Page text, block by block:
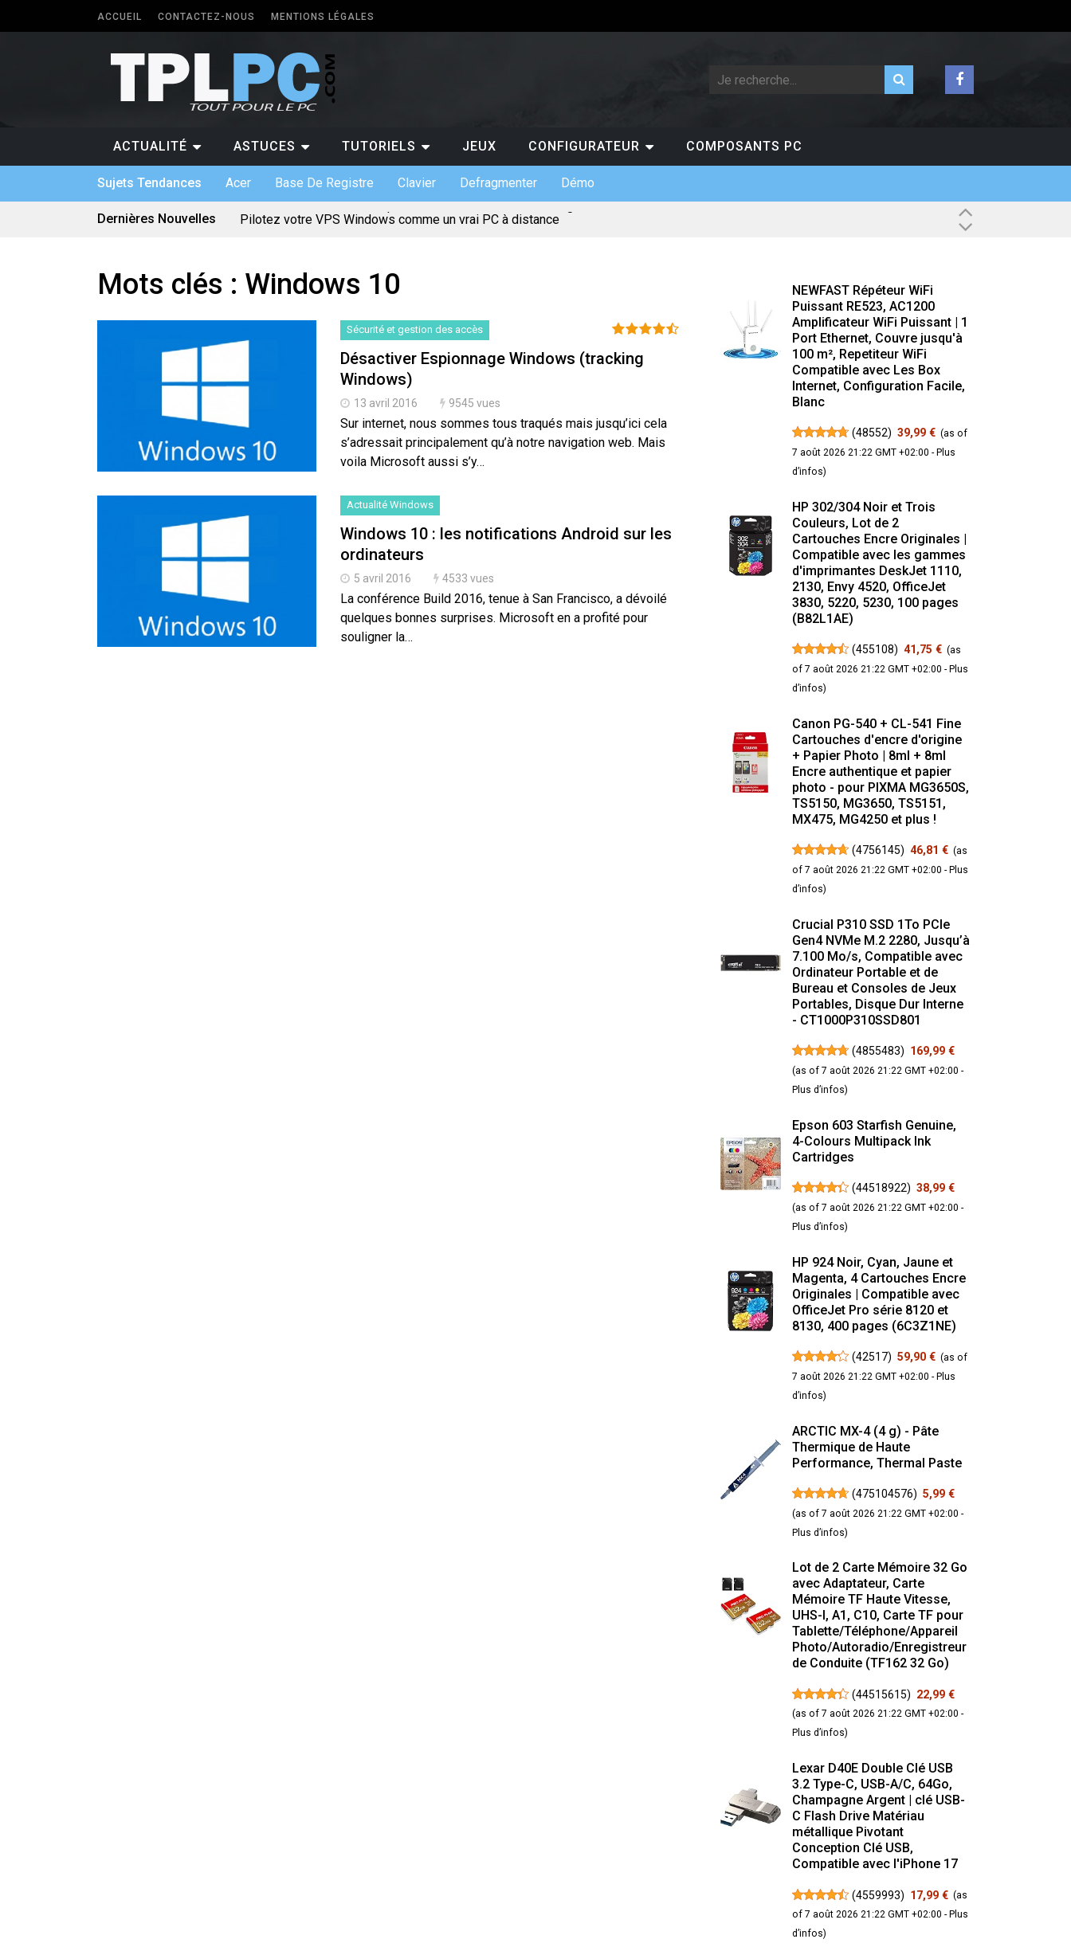
ACCUEIL CONTACTEZ-NOUS MENTIONS LÉGALES
ACTUALITÉ ASTUCES TUTORIELS JEUX CONFIGURATEUR COMPOSANTS PC
Sujets Tendances Acer Base De Registre Clavier Defragmenter Démo
Dernières Nouvelles
Pilotez votre VPS Windows comme un vrai PC à distance
Quel PC faut-il avoir pour jouer au casino en ligne ?
Quelle application permet de suivre les scores de NBA en temps réel ?
Quels sont les jeux incontournables à absolument découvrir sur un PC ?
Le divertissement numérique et l’évolution des loisirs en ligne
Mots clés : Windows 10
Sécurité et gestion des accès
Désactiver Espionnage Windows (tracking
Windows)
13 avril 2016 9545 vues
Sur internet, nous sommes tous traqués mais jusqu’ici cela
s’adressait principalement qu’à notre navigation web. Mais
voila Microsoft aussi s’y…
Actualité Windows
Windows 10 : les notifications Android sur les
ordinateurs
5 avril 2016 4533 vues
La conférence Build 2016, tenue à San Francisco, a dévoilé
quelques bonnes surprises. Microsoft en a profité pour
souligner la…
NEWFAST Répéteur WiFi
Puissant RE523, AC1200
Amplificateur WiFi Puissant | 1
Port Ethernet, Couvre jusqu'à
100 m², Repetiteur WiFi
Compatible avec Les Box
Internet, Configuration Facile,
Blanc
(48552) 39,99 € (as of
7 août 2026 21:22 GMT +02:00 -Plus
d’infos)
HP 302/304 Noir et Trois
Couleurs, Lot de 2
Cartouches Encre Originales |
Compatible avec les gammes
d'imprimantes DeskJet 1110,
2130, Envy 4520, OfficeJet
3830, 5220, 5230, 100 pages
(B82L1AE)
(455108) 41,75 € (as
of 7 août 2026 21:22 GMT +02:00 -Plus
d’infos)
Canon PG-540 + CL-541 Fine
Cartouches d'encre d'origine
+ Papier Photo | 8ml + 8ml
Encre authentique et papier
photo - pour PIXMA MG3650S,
TS5150, MG3650, TS5151,
MX475, MG4250 et plus !
(4756145) 46,81 € (as
of 7 août 2026 21:22 GMT +02:00 -Plus
d’infos)
Crucial P310 SSD 1To PCIe
Gen4 NVMe M.2 2280, Jusqu’à
7.100 Mo/s, Compatible avec
Ordinateur Portable et de
Bureau et Consoles de Jeux
Portables, Disque Dur Interne
- CT1000P310SSD801
(4855483) 169,99 €
(as of 7 août 2026 21:22 GMT +02:00 -
Plus d’infos)
Epson 603 Starfish Genuine,
4-Colours Multipack Ink
Cartridges
(44518922) 38,99 €
(as of 7 août 2026 21:22 GMT +02:00 -
Plus d’infos)
HP 924 Noir, Cyan, Jaune et
Magenta, 4 Cartouches Encre
Originales | Compatible avec
OfficeJet Pro série 8120 et
8130, 400 pages (6C3Z1NE)
(42517) 59,90 € (as of
7 août 2026 21:22 GMT +02:00 -Plus
d’infos)
ARCTIC MX-4 (4 g) - Pâte
Thermique de Haute
Performance, Thermal Paste
(475104576) 5,99 €
(as of 7 août 2026 21:22 GMT +02:00 -
Plus d’infos)
Lot de 2 Carte Mémoire 32 Go
avec Adaptateur, Carte
Mémoire TF Haute Vitesse,
UHS-I, A1, C10, Carte TF pour
Tablette/Téléphone/Appareil
Photo/Autoradio/Enregistreur
de Conduite (TF162 32 Go)
(44515615) 22,99 €
(as of 7 août 2026 21:22 GMT +02:00 -
Plus d’infos)
Lexar D40E Double Clé USB
3.2 Type-C, USB-A/C, 64Go,
Champagne Argent | clé USB-
C Flash Drive Matériau
métallique Pivotant
Conception Clé USB,
Compatible avec l'iPhone 17
(4559993) 17,99 € (as
of 7 août 2026 21:22 GMT +02:00 - Plus
d’infos)